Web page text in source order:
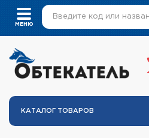
КАТАЛОГ ТОВАРОВ